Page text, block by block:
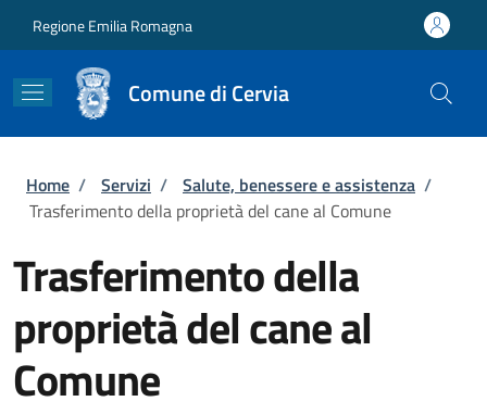
Regione Emilia Romagna
Comune di Cervia
Briciole di pane
Home / Servizi / Salute, benessere e assistenza /
Trasferimento della proprietà del cane al Comune
Trasferimento della
proprietà del cane al
Comune